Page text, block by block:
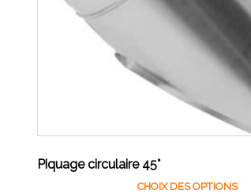
Piquage circulaire 45°
CHOIX DES OPTIONS